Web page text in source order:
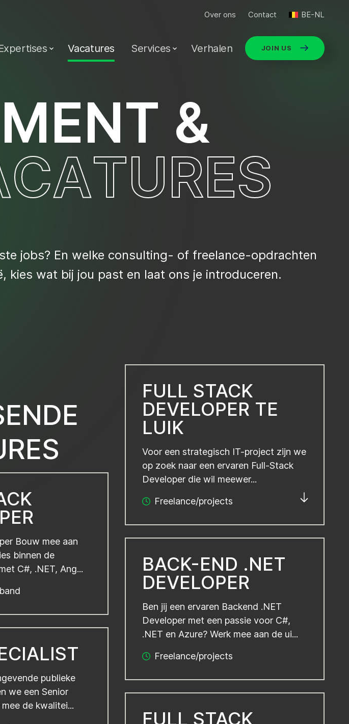
Over ons Contact BE-NL
Vacatures Services Verhalen JOIN US
MENT &
CATURES
jobs? En welke consulting- of freelance-opdrachten
kies wat bij jou past en laat ons je introduceren.
Bouw mee aan
binnen de
C#, .NET, Ang...
FULL STACK
DEVELOPER TE
LUIK
Voor een strategisch IT-project zijn we
op zoek naar een ervaren Full-Stack
Developer die wil meewer...
Freelance/projects
publieke
we een Senior
de kwalitei...
BACK-END .NET
DEVELOPER
Ben jij een ervaren Backend .NET
Developer met een passie voor C#,
.NET en Azure? Werk mee aan de ui...
Freelance/projects
FULL STACK